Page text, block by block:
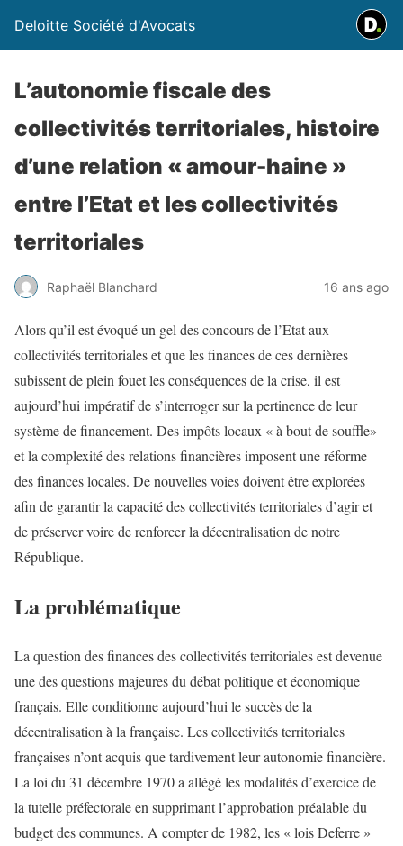
Deloitte Société d'Avocats
L’autonomie fiscale des
collectivités territoriales, histoire
d’une relation « amour-haine »
entre l’Etat et les collectivités
territoriales
Raphaël Blanchard 16 ans ago
Alors qu’il est évoqué un gel des concours de l’Etat aux
collectivités territoriales et que les finances de ces dernières
subissent de plein fouet les conséquences de la crise, il est
aujourd’hui impératif de s’interroger sur la pertinence de leur
système de financement. Des impôts locaux « à bout de souffle»
et la complexité des relations financières imposent une réforme
des finances locales. De nouvelles voies doivent être explorées
afin de garantir la capacité des collectivités territoriales d’agir et
de préserver voire de renforcer la décentralisation de notre
République.
La problématique
La question des finances des collectivités territoriales est devenue
une des questions majeures du débat politique et économique
français. Elle conditionne aujourd’hui le succès de la
décentralisation à la française. Les collectivités territoriales
françaises n’ont acquis que tardivement leur autonomie financière.
La loi du 31 décembre 1970 a allégé les modalités d’exercice de
la tutelle préfectorale en supprimant l’approbation préalable du
budget des communes. A compter de 1982, les « lois Deferre »